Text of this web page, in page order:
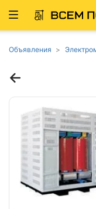
Развернуть
Объявления